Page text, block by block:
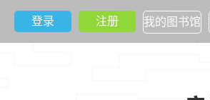
登录 注册 我的图书馆